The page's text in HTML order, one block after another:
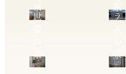
世
家
ラ
家